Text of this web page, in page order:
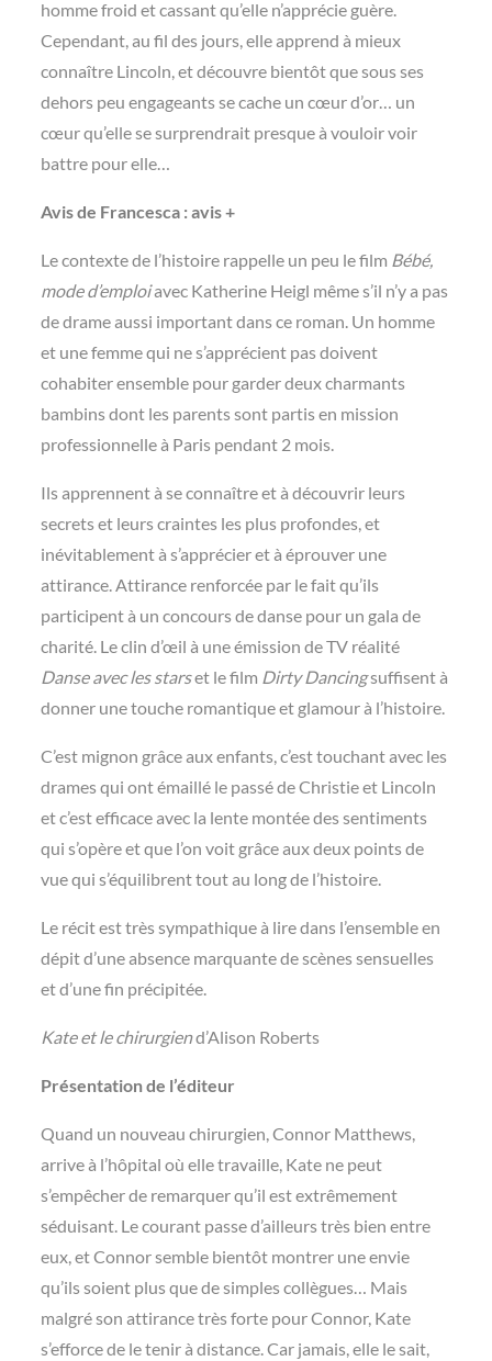
homme froid et cassant qu’elle n’apprécie guère.
Cependant, au fil des jours, elle apprend à mieux
connaître Lincoln, et découvre bientôt que sous ses
dehors peu engageants se cache un cœur d’or… un
cœur qu’elle se surprendrait presque à vouloir voir
battre pour elle…
Avis de Francesca : avis +
Le contexte de l’histoire rappelle un peu le film Bébé,
mode d’emploiavec Katherine Heigl même s’il n’y a pas
de drame aussi important dans ce roman. Un homme
et une femme qui ne s’apprécient pas doivent
cohabiter ensemble pour garder deux charmants
bambins dont les parents sont partis en mission
professionnelle à Paris pendant 2 mois.
Ils apprennent à se connaître et à découvrir leurs
secrets et leurs craintes les plus profondes, et
inévitablement à s’apprécier et à éprouver une
attirance. Attirance renforcée par le fait qu’ils
participent à un concours de danse pour un gala de
charité. Le clin d’œil à une émission de TV réalité
Danse avec les starset le film Dirty Dancingsuffisent à
donner une touche romantique et glamour à l’histoire.
C’est mignon grâce aux enfants, c’est touchant avec les
drames qui ont émaillé le passé de Christie et Lincoln
et c’est efficace avec la lente montée des sentiments
qui s’opère et que l’on voit grâce aux deux points de
vue qui s’équilibrent tout au long de l’histoire.
Le récit est très sympathique à lire dans l’ensemble en
dépit d’une absence marquante de scènes sensuelles
et d’une fin précipitée.
Kate et le chirurgiend’Alison Roberts
Présentation de l’éditeur
Quand un nouveau chirurgien, Connor Matthews,
arrive à l’hôpital où elle travaille, Kate ne peut
s’empêcher de remarquer qu’il est extrêmement
séduisant. Le courant passe d’ailleurs très bien entre
eux, et Connor semble bientôt montrer une envie
qu’ils soient plus que de simples collègues… Mais
malgré son attirance très forte pour Connor, Kate
s’efforce de le tenir à distance. Car jamais, elle le sait,